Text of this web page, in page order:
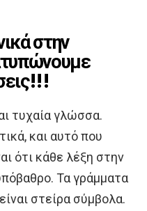
στην
τυχαία γλώσσα.
και αυτό που
ότι κάθε λέξη στην
Τα γράμματα
στείρα σύμβολα.